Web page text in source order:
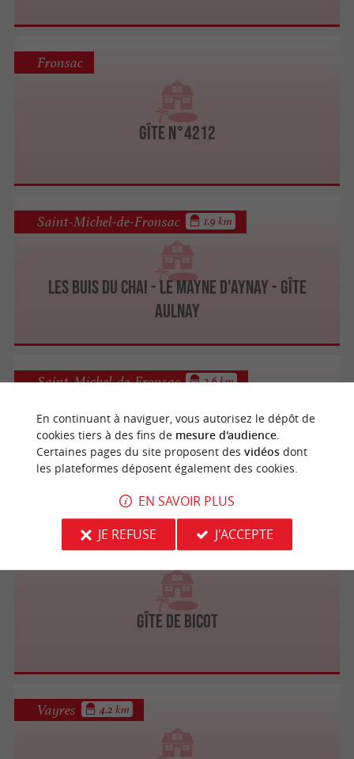
Gîte n°4212
Fronsac
Les Buis du Chai - Le Mayne d'Aynay - Gîte
Aulnay
Saint-Michel-de-Fronsac 1.9 km
Gîte Nature et Vigne
Saint-Michel-de-Fronsac 2.6 km
Gîte de Bicot
Saint-Aignan 3.9 km
Vayres 4.2 km
En continuant à naviguer, vous autorisez le dépôt de
cookies tiers à des fins de mesure d'audience.
Certaines pages du site proposent des vidéosdont
les plateformes déposent également des cookies.
EN SAVOIR PLUS
JE REFUSE
J'ACCEPTE